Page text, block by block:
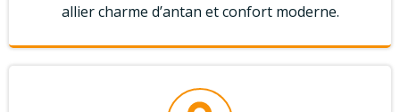
allier charme d’antan et confort moderne.